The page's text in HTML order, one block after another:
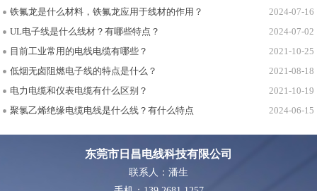
2024-07-16
铁氟龙是什么材料，铁氟龙应用于线材的作用？
2024-07-02
UL电子线是什么线材？有哪些特点？
2021-10-25
目前工业常用的电线电缆有哪些？
2021-08-18
低烟无卤阻燃电子线的特点是什么？
2021-10-19
电力电缆和仪表电缆有什么区别？
2024-06-15
聚氯乙烯绝缘电缆电线是什么线？有什么特点
东莞市日昌电线科技有限公司
联系人：潘生